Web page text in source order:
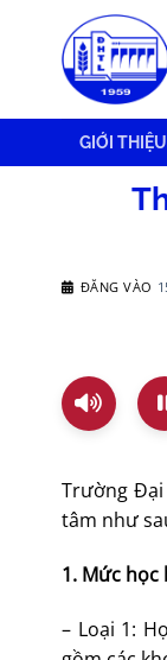
GIỚI THIỆU
ĐĂNG VÀO
Trường
tâm như
1. Mức học
– Loại 1: